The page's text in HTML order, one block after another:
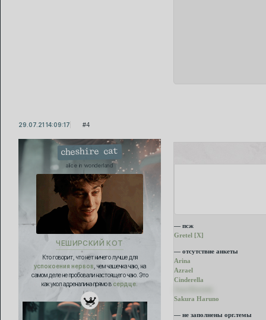
4
29.07.21 14:09:17
cheshire cat
alice in wonderland
ЧЕШИРСКИЙ КОТ
Кто говорит, что нет ничего лучше для
успокоения нервов , чем чашечка чаю, на
самом деле не пробовали настоящего чаю. Это
как укол адреналина прямо в сердце.
— псж
Gretel [Х]
— отсутствие анкеты
Arina
Azrael
Cinderella
Sakura Haruno
— не заполнены орг.темы